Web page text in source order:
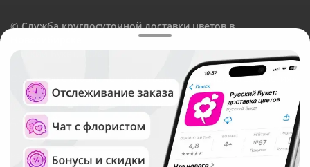
©Служба круглосуточной доставки цветов в
Русский Букет, 2026
Общество с ограниченной ответственностью «Технология»
ОГРН: 1195476081745, ИНН: 5410081997
Юридический адрес: г. Новосибирск, ул. Ипподромская,
д.42, оф. 3
Рейтинг Русского букета в г. Новосибирск